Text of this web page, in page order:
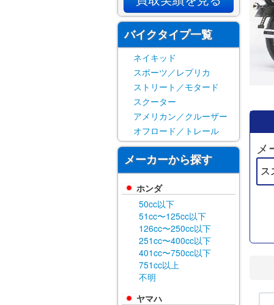
メ
バイクタイプ一覧
ネイキッド
スポーツ／レプリカ
ストリート／モタード
スクーター
アメリカン／クルーザー
オフロード／トレール
メーカーから探す
ホンダ
50cc以下
51cc〜125cc以下
126cc〜250cc以下
251cc〜400cc以下
401cc〜750cc以下
751cc以上
不明
ヤマハ